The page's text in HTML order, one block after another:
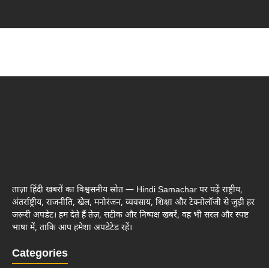
ताज़ा हिंदी खबरों का विश्वसनीय स्रोत — Hindi Samachar पर पढ़ें राष्ट्रीय,
अंतर्राष्ट्रीय, राजनीति, खेल, मनोरंजन, व्यवसाय, शिक्षा और टेक्नोलॉजी से जुड़ी हर
जरूरी अपडेट। हम देते हैं तेज़, सटीक और निष्पक्ष खबरें, वह भी सरल और स्पष्ट
भाषा में, ताकि आप हमेशा अपडेटेड रहें।
Categories